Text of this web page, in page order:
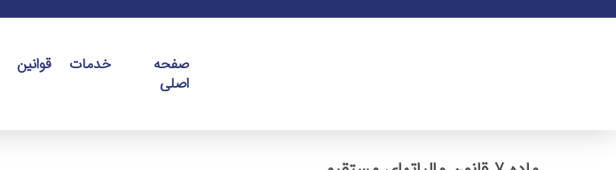
صفحه
اصلی
خدمات قوانین